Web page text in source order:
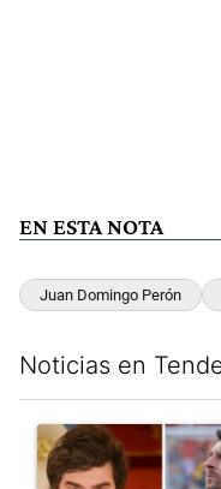
EN ESTA NOTA
Juan Domingo Perón
Noticias en
Un artículo de